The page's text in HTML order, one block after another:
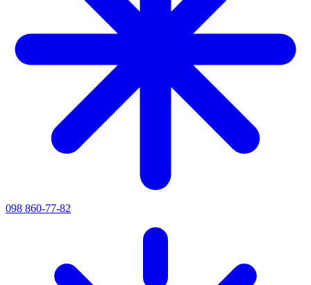
098 860-77-82